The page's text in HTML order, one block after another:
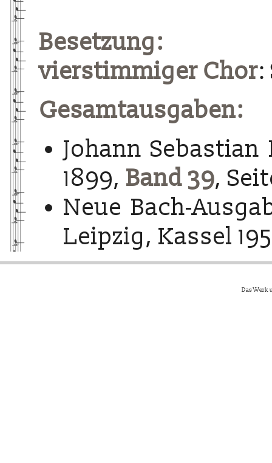
Besetzung:
vierstimmiger Chor:
Gesamtausgaben:
Johann Sebastian
1899, Band 39,
Neue Bach-
Leipzig, Kassel
Das Werk